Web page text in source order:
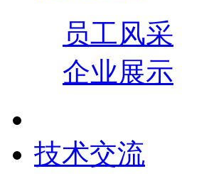
员工风采
企业展示
技术交流